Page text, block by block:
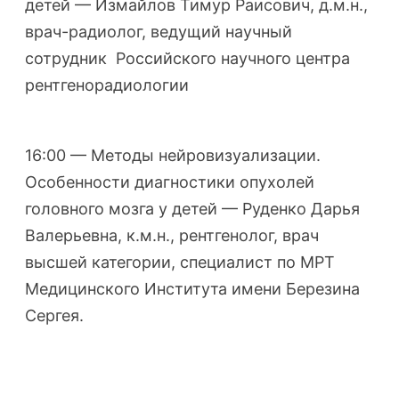
детей — Измайлов Тимур Раисович, д.м.н.,
врач-радиолог, ведущий научный
сотрудник Российского научного центра
рентгенорадиологии
16:00 — Методы нейровизуализации.
Особенности диагностики опухолей
головного мозга у детей — Руденко Дарья
Валерьевна, к.м.н., рентгенолог, врач
высшей категории, специалист по МРТ
Медицинского Института имени Березина
Сергея.